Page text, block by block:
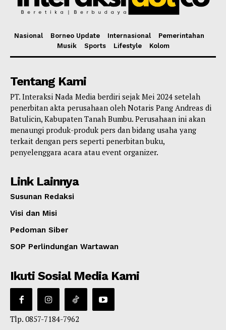
Nasional Borneo Update Internasional
Pemerintahan
Musik
Sports Lifestyle Kolom
Tentang Kami
PT. Interaksi Nada Media berdiri sejak Mei 2024 setelah
penerbitan akta perusahaan oleh Notaris Pang Andreas di
Batulicin, Kabupaten Tanah Bumbu. Perusahaan ini akan
menaungi produk-produk pers dan bidang usaha yang
terkait dengan pers seperti penerbitan buku,
penyelenggara acara atau event organizer.
Link Lainnya
Susunan Redaksi
Visi dan Misi
Pedoman Siber
SOP Perlindungan Wartawan
Ikuti Sosial Media Kami
Tlp. 0857-7184-7962